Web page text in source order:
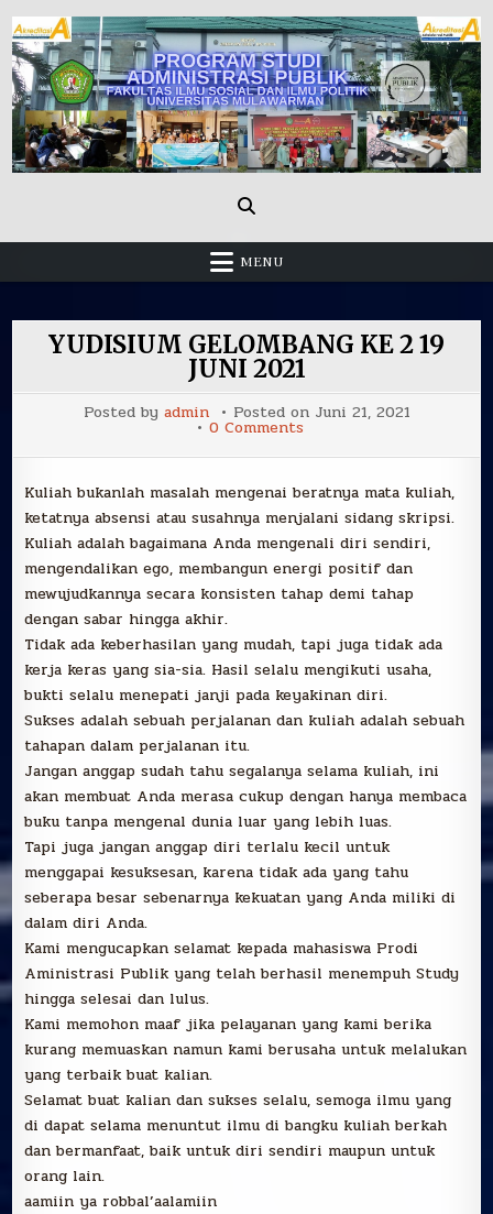
Skip
to
content
Administrasi Publik Fisip Unmul
MENU
YUDISIUM GELOMBANG KE 2 19
JUNI 2021
Posted by admin Posted on Juni 21, 2021
0 Commentson
GELOMBANG
2
19
JUNI
2021
Kuliah bukanlah masalah mengenai beratnya mata kuliah,
ketatnya absensi atau susahnya menjalani sidang skripsi.
Kuliah adalah bagaimana Anda mengenali diri sendiri,
mengendalikan ego, membangun energi positif dan
mewujudkannya secara konsisten tahap demi tahap
dengan sabar hingga akhir.
Tidak ada keberhasilan yang mudah, tapi juga tidak ada
kerja keras yang sia-sia. Hasil selalu mengikuti usaha,
bukti selalu menepati janji pada keyakinan diri.
Sukses adalah sebuah perjalanan dan kuliah adalah sebuah
tahapan dalam perjalanan itu.
Jangan anggap sudah tahu segalanya selama kuliah, ini
akan membuat Anda merasa cukup dengan hanya membaca
buku tanpa mengenal dunia luar yang lebih luas.
Tapi juga jangan anggap diri terlalu kecil untuk
menggapai kesuksesan, karena tidak ada yang tahu
seberapa besar sebenarnya kekuatan yang Anda miliki di
dalam diri Anda.
Kami mengucapkan selamat kepada mahasiswa Prodi
Aministrasi Publik yang telah berhasil menempuh Study
hingga selesai dan lulus.
Kami memohon maaf jika pelayanan yang kami berika
kurang memuaskan namun kami berusaha untuk melalukan
yang terbaik buat kalian.
Selamat buat kalian dan sukses selalu, semoga ilmu yang
di dapat selama menuntut ilmu di bangku kuliah berkah
dan bermanfaat, baik untuk diri sendiri maupun untuk
orang lain.
aamiin ya robbal’aalamiin